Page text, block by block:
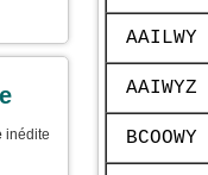
inédite
AAILWY
AAIWYZ
BCOOWY